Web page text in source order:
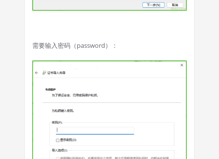
需要输入密码（password）：